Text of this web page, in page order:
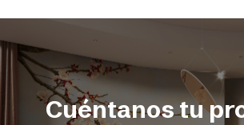
Cuéntanos tu